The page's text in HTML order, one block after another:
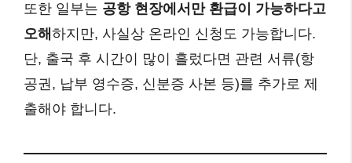
또한 일부는 공항 현장에서만 환급이 가능하다고
오해 하지만, 사실상 온라인 신청도 가능합니다.
단, 출국 후 시간이 많이 흘렀다면 관련 서류(항
공권, 납부 영수증, 신분증 사본 등)를 추가로 제
출해야 합니다.